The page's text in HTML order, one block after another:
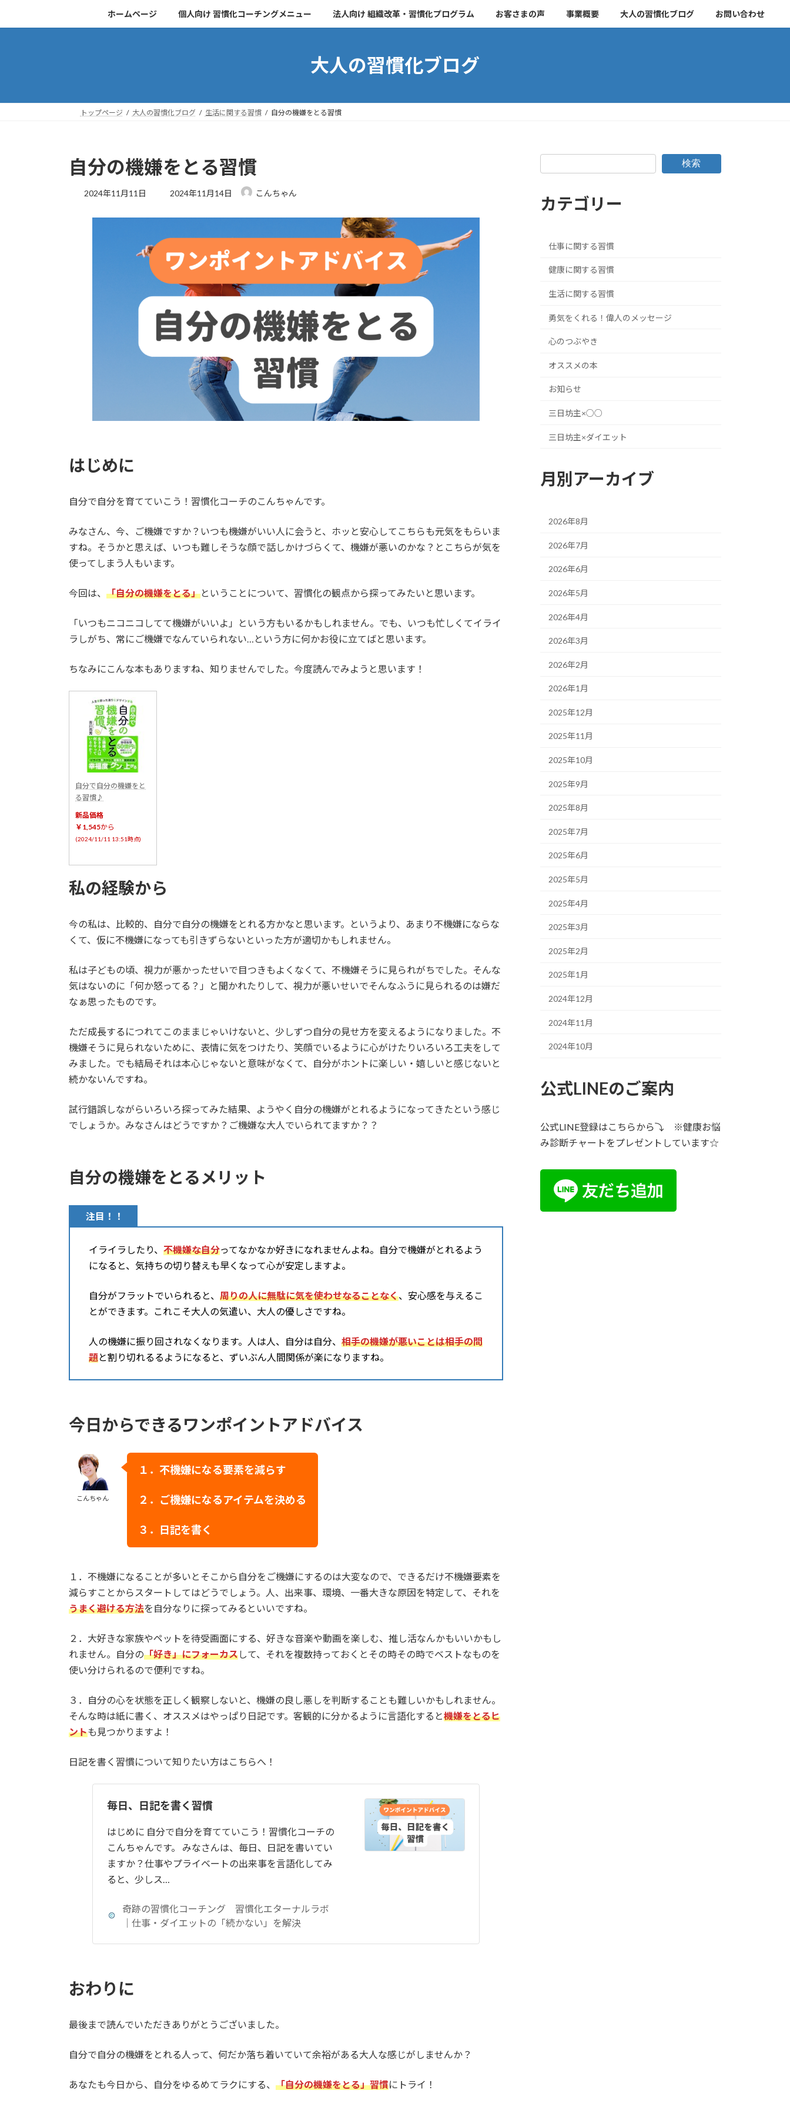
キ
に
ホームページ 個人向け 習慣化コーチングメニュー 法人向け 組織改革・習慣化プログラム お客さまの声 事業概要 大人の習慣化ブログ お問い合わせ
大人の習慣化ブログ
トップページ 大人の習慣化ブログ 生活に関する習慣 自分の機嫌をとる習慣
自分の機嫌をとる習慣
2024年11月11日
最
日
:
2024年11月14日 こんちゃん
はじめに
自分で自分を育てていこう！習慣化コーチのこんちゃんです。
みなさん、今、ご機嫌ですか？いつも機嫌がいい人に会うと、ホッと安心してこちらも元気をもらいま
すね。そうかと思えば、いつも難しそうな顔で話しかけづらくて、機嫌が悪いのかな？とこちらが気を
使ってしまう人もいます。
今回は、 「自分の機嫌をとる」ということについて、習慣化の観点から探ってみたいと思います。
「いつもニコニコしてて機嫌がいいよ」という方もいるかもしれません。でも、いつも忙しくてイライ
ラしがち、常にご機嫌でなんていられない…という方に何かお役に立てばと思います。
ちなみにこんな本もありますね、知りませんでした。今度読んでみようと思います！
自分で自分の機嫌をと
る習慣♪
新品価格
￥1,545から
(2024/11/11 13:51時点)
私の経験から
今の私は、比較的、自分で自分の機嫌をとれる方かなと思います。というより、あまり不機嫌にならな
くて、仮に不機嫌になっても引きずらないといった方が適切かもしれません。
私は子どもの頃、視力が悪かったせいで目つきもよくなくて、不機嫌そうに見られがちでした。そんな
気はないのに「何か怒ってる？」と聞かれたりして、視力が悪いせいでそんなふうに見られるのは嫌だ
なぁ思ったものです。
ただ成長するにつれてこのままじゃいけないと、少しずつ自分の見せ方を変えるようになりました。不
機嫌そうに見られないために、表情に気をつけたり、笑顔でいるように心がけたりいろいろ工夫をして
みました。でも結局それは本心じゃないと意味がなくて、自分がホントに楽しい・嬉しいと感じないと
続かないんですね。
試行錯誤しながらいろいろ探ってみた結果、ようやく自分の機嫌がとれるようになってきたという感じ
でしょうか。みなさんはどうですか？ご機嫌な大人でいられてますか？？
自分の機嫌をとるメリット
注目！！
イライラしたり、 不機嫌な自分ってなかなか好きになれませんよね。自分で機嫌がとれるよう
になると、気持ちの切り替えも早くなって心が安定しますよ。
自分がフラットでいられると、 周りの人に無駄に気を使わせなることなく、安心感を与えるこ
とができます。これこそ大人の気遣い、大人の優しさですね。
人の機嫌に振り回されなくなります。人は人、自分は自分、 相手の機嫌が悪いことは相手の問
題と割り切れるるようになると、ずいぶん人間関係が楽になりますね。
今日からできるワンポイントアドバイス
こんちゃん
１．不機嫌になる要素を減らす
２．ご機嫌になるアイテムを決める
３．日記を書く
１．不機嫌になることが多いとそこから自分をご機嫌にするのは大変なので、できるだけ不機嫌要素を
減らすことからスタートしてはどうでしょう。人、出来事、環境、一番大きな原因を特定して、それを
うまく避ける方法を自分なりに探ってみるといいですね。
２．大好きな家族やペットを待受画面にする、好きな音楽や動画を楽しむ、推し活なんかもいいかもし
れません。自分の「好き」にフォーカスして、それを複数持っておくとその時その時でベストなものを
使い分けられるので便利ですね。
３．自分の心を状態を正しく観察しないと、機嫌の良し悪しを判断することも難しいかもしれません。
そんな時は紙に書く、オススメはやっぱり日記です。客観的に分かるように言語化すると機嫌をとるヒ
ントも見つかりますよ！
日記を書く習慣について知りたい方はこちらへ！
毎日、日記を書く習慣
はじめに 自分で自分を育てていこう！習慣化コーチの
こんちゃんです。 みなさんは、毎日、日記を書いてい
ますか？仕事やプライベートの出来事を言語化してみ
ると、少しス…
奇跡の習慣化コーチング 習慣化エターナルラボ
｜仕事・ダイエットの「続かない」を解決
おわりに
最後まで読んでいただきありがとうございました。
自分で自分の機嫌をとれる人って、何だか落ち着いていて余裕がある大人な感じがしませんか？
あなたも今日から、自分をゆるめてラクにする、 「自分の機嫌をとる」習慣にトライ！
検索
カテゴリー
仕事に関する習慣
健康に関する習慣
生活に関する習慣
勇気をくれる！偉人のメッセージ
心のつぶやき
オススメの本
お知らせ
三日坊主×○○
三日坊主×ダイエット
月別アーカイブ
2026年8月
2026年7月
2026年6月
2026年5月
2026年4月
2026年3月
2026年2月
2026年1月
2025年12月
2025年11月
2025年10月
2025年9月
2025年8月
2025年7月
2025年6月
2025年5月
2025年4月
2025年3月
2025年2月
2025年1月
2024年12月
2024年11月
2024年10月
公式LINEのご案内
公式LINE登録はこちらから⤵ ※健康お悩
み診断チャートをプレゼントしています☆